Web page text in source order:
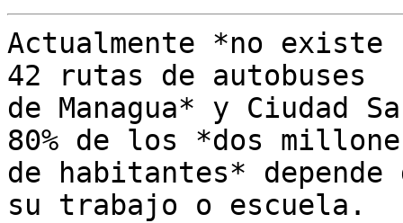
Actualmente *no existe
42 rutas de autobuses
de Managua* y Ciudad
80% de los *dos
de habitantes*
su trabajo o escuela.